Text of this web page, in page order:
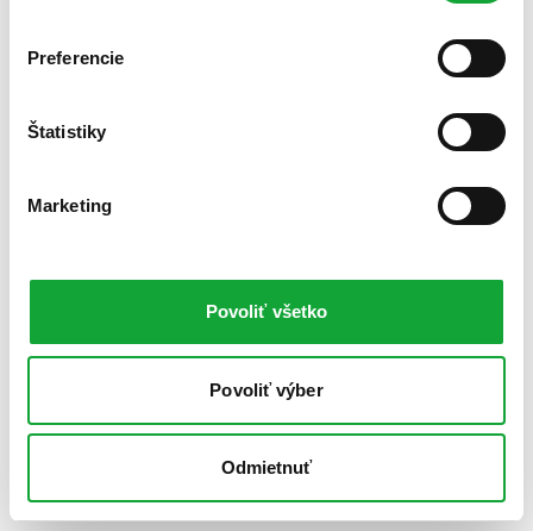
Preferencie
Štatistiky
Marketing
Povoliť všetko
Povoliť výber
Odmietnuť